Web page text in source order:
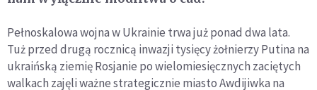
Pełnoskalowa wojna w Ukrainie trwa już ponad dwa lata.
Tuż przed drugą rocznicą inwazji tysięcy żołnierzy Putina na
ukraińską ziemię Rosjanie po wielomiesięcznych zaciętych
walkach zajęli ważne strategicznie miasto Awdijiwka na